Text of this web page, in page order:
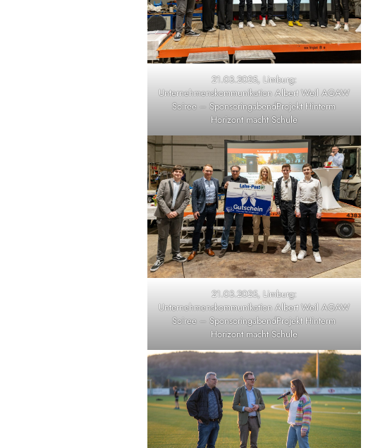
21.03.2025, Limburg:
Unternehmenskommunikation Albert Weil AGAW
Soiree – SponsoringabendProjekt Hinterm
Horizont macht Schule
21.03.2025, Limburg:
Unternehmenskommunikation Albert Weil AGAW
Soiree – SponsoringabendProjekt Hinterm
Horizont macht Schule